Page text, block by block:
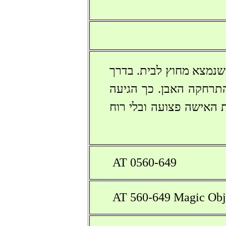
שנמצא מחוץ לבית. בדרך
האבן. כך הגיעה
פצועה ובלי רוח
AT 0560-649
AT 560-649 Magic